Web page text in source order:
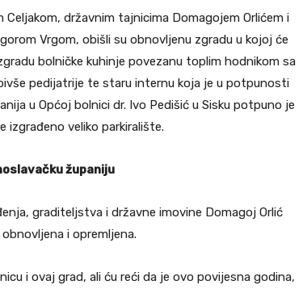
državnim tajnicima Domagojem Orlićem i
Vrgom, obišli su obnovljenu zgradu u kojoj će
bolničke kuhinje povezanu toplim hodnikom sa
pedijatrije te staru internu koja je u potpunosti
u Općoj bolnici dr. Ivo Pedišić u Sisku potpuno je
izgrađeno veliko parkiralište.
županiju
graditeljstva i državne imovine Domagoj Orlić
i opremljena.
i ovaj grad, ali ću reći da je ovo povijesna godina,